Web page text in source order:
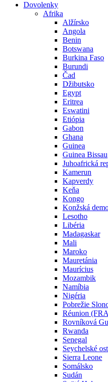
Dovolenky
Afrika
Alžírsko
Angola
Benin
Botswana
Burkina Faso
Burundi
Čad
Džibutsko
Egypt
Eritrea
Eswatini
Etiópia
Gabon
Ghana
Guinea
Guinea Bissau
Juhoafrická
Kamerun
Kapverdy
Keňa
Kongo
Konžská
Lesotho
Libéria
Madagaskar
Mali
Maroko
Mauretánia
Maurícius
Mozambik
Namíbia
Nigéria
Pobrežie
Réunion
Rovníková
Rwanda
Senegal
Seychelské
Sierra Leone
Somálsko
Sudán